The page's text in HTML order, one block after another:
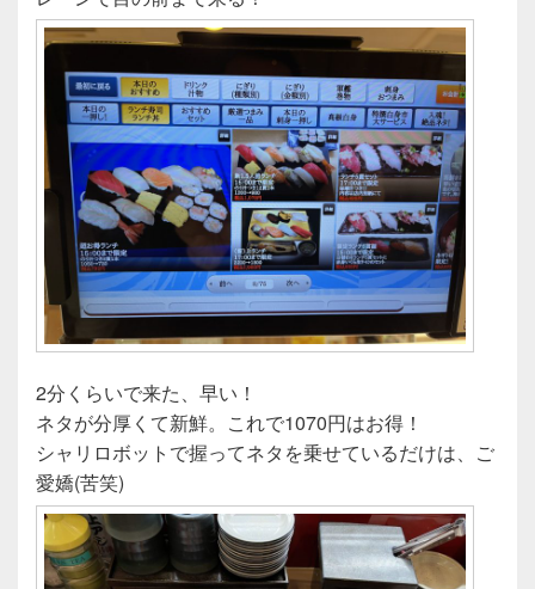
2分くらいで来た、早い！
ネタが分厚くて新鮮。これで1070円はお得！
シャリロボットで握ってネタを乗せているだけは、ご
愛嬌(苦笑)